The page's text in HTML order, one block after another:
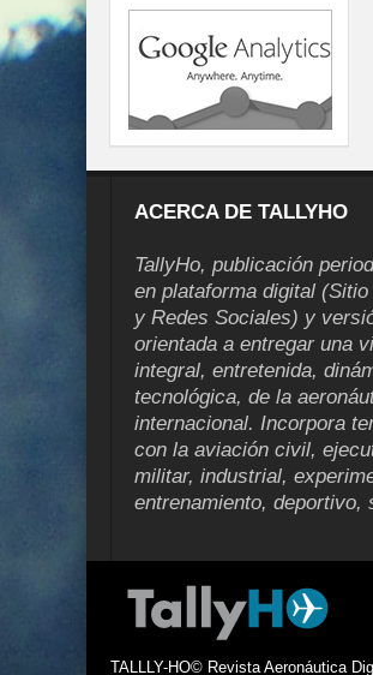
ACERCA DE TALLYHO
TallyHo, publicación
en plataforma digital
y Redes Sociales) y
orientada a entregar una
integral, entretenida,
tecnológica, de la
internacional. Incorpora
con la aviación civil,
militar, industrial,
entrenamiento, deportivo,
TALLLY-HO© Revista Aeronáutica